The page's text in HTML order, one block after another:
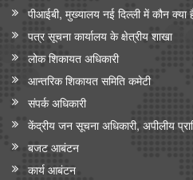
पीआईबी, मुख्यालय नई दिल्ली में कौन क्या
पत्र सूचना कार्यालय के क्षेत्रीय शाखा
लोक शिकायत अधिकारी
आन्‍तरिक शिकायत समिति कमेटी
संपर्क अधिकारी
केंद्रीय जन सूचना अधिकारी, अपीलीय
बजट आबंटन
कार्य आबंटन